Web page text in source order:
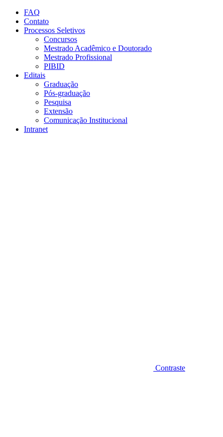
Conteúdo principal
FAQ
Contato
Processos Seletivos
Concursos
Mestrado Acadêmico e Doutorado
Mestrado Profissional
PIBID
Editais
Graduação
Pós-graduação
Pesquisa
Extensão
Comunicação Institucional
Intranet
Contraste